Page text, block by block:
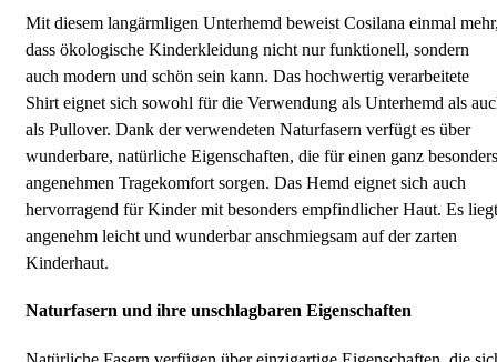
Mit diesem langärmligen Unterhemd beweist Cosilana einmal
dass ökologische Kinderkleidung nicht nur funktionell, sondern
auch modern und schön sein kann. Das hochwertig verarbeitete
Shirt eignet sich sowohl für die Verwendung als Unterhemd als
als Pullover. Dank der verwendeten Naturfasern verfügt es über
wunderbare, natürliche Eigenschaften, die für einen ganz besonders
angenehmen Tragekomfort sorgen. Das Hemd eignet sich auch
hervorragend für Kinder mit besonders empfindlicher Haut. Es liegt
angenehm leicht und wunderbar anschmiegsam auf der zarten
Kinderhaut.
Naturfasern und ihre unschlagbaren Eigenschaften